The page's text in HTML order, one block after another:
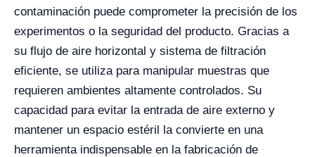
contaminación puede comprometer la precisión de los
experimentos o la seguridad del producto. Gracias a
su flujo de aire horizontal y sistema de filtración
eficiente, se utiliza para manipular muestras que
requieren ambientes altamente controlados. Su
capacidad para evitar la entrada de aire externo y
mantener un espacio estéril la convierte en una
herramienta indispensable en la fabricación de